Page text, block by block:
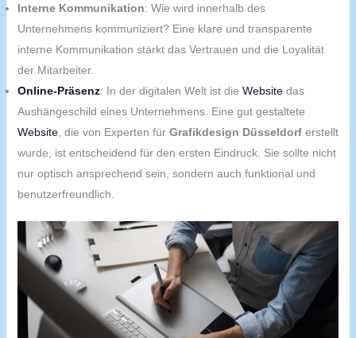
Interne Kommunikation: Wie wird innerhalb des
Unternehmens kommuniziert? Eine klare und transparente
interne Kommunikation stärkt das Vertrauen und die Loyalität
der Mitarbeiter.
Online-Präsenz: In der digitalen Welt ist die Websitedas
Aushängeschild eines Unternehmens. Eine gut gestaltete
Website, die von Experten für Grafikdesign Düsseldorferstellt
wurde, ist entscheidend für den ersten Eindruck. Sie sollte nicht
nur optisch ansprechend sein, sondern auch funktional und
benutzerfreundlich.